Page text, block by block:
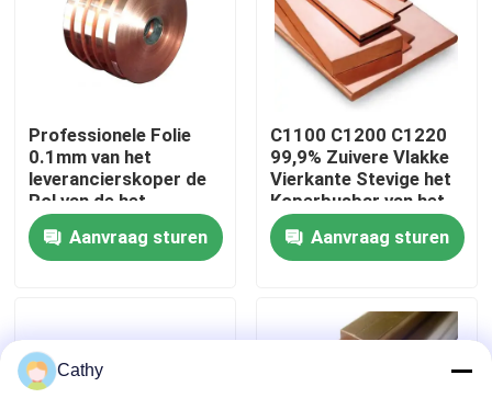
Kwaliteitscontrole
Nieuws
Gevallen
Bladenroestvrij staal
Professionele Folie
0.1mm van het
leverancierskoper de
Rol van de het
Koperstrook van
C2100 C2200 C2400
Aanvraag sturen
C1100 C1200 C1220
99,9% Zuivere Vlakke
Vierkante Stevige het
Koperbusbar van het
Berylliumkoper
Aanvraag sturen
Cathy